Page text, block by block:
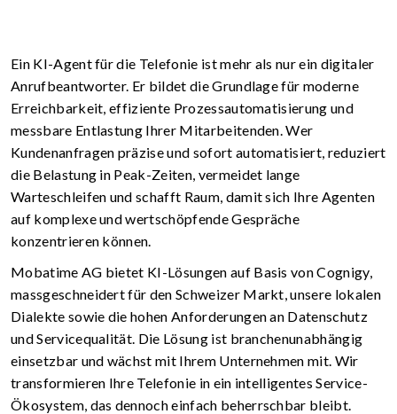
Ein KI-Agent für die Telefonie ist mehr als nur ein digitaler
Anrufbeantworter. Er bildet die Grundlage für moderne
Erreichbarkeit, effiziente Prozessautomatisierung und
messbare Entlastung Ihrer Mitarbeitenden. Wer
Kundenanfragen präzise und sofort automatisiert, reduziert
die Belastung in Peak-Zeiten, vermeidet lange
Warteschleifen und schafft Raum, damit sich Ihre Agenten
auf komplexe und wertschöpfende Gespräche
konzentrieren können.
Mobatime AG bietet KI-Lösungen auf Basis von Cognigy,
massgeschneidert für den Schweizer Markt, unsere lokalen
Dialekte sowie die hohen Anforderungen an Datenschutz
und Servicequalität. Die Lösung ist branchenunabhängig
einsetzbar und wächst mit Ihrem Unternehmen mit. Wir
transformieren Ihre Telefonie in ein intelligentes Service-
Ökosystem, das dennoch einfach beherrschbar bleibt.